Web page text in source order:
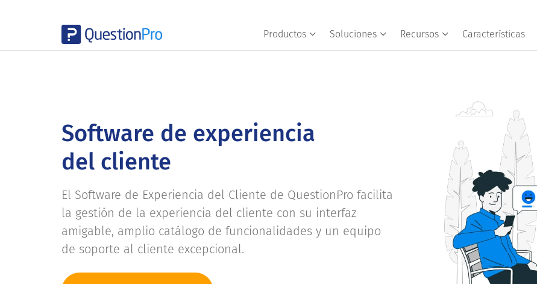
Productos Soluciones Recursos Características
Software de experiencia
del cliente
El Software de Experiencia del Cliente de QuestionPro facilita
la gestión de la experiencia del cliente con su interfaz
amigable, amplio catálogo de funcionalidades y un equipo
de soporte al cliente excepcional.